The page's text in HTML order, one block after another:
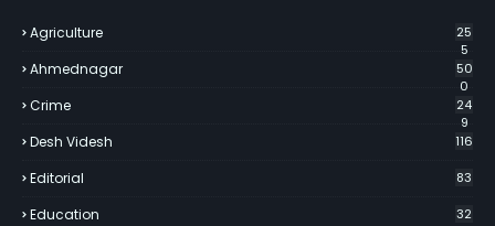
Agriculture
25
5
Ahmednagar
50
0
Crime
24
9
Desh Videsh 116
Editorial 83
Education
32